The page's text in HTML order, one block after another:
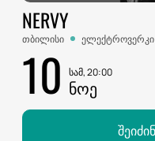
NERVY
თბილისი ელექტროვერკი
10 სამ, 20:00
ᲜᲝᲔ